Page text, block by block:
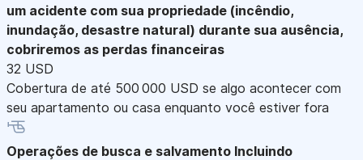
um acidente com sua propriedade (incêndio,
inundação, desastre natural) durante sua ausência,
cobriremos as perdas financeiras
32 USD
Cobertura de até 500 000 USD se algo acontecer com
seu apartamento ou casa enquanto você estiver fora
Operações de busca e salvamento Incluindo